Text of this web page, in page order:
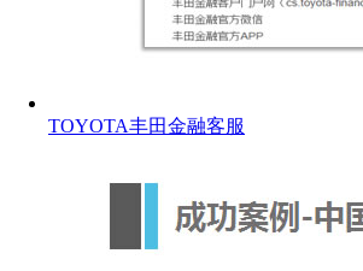
TOYOTA丰田金融客服